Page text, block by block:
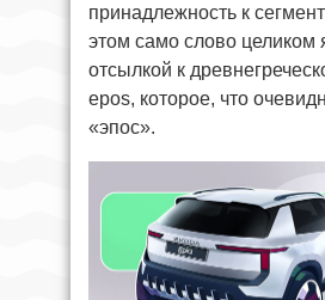
принадлежность к
этом само слово целиком
отсылкой к
epos, которое, что
«эпос».